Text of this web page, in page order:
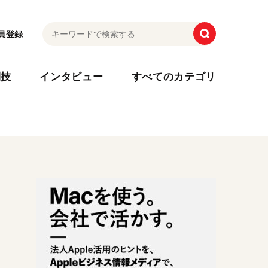
登録
インタビュー すべてのカテゴリ